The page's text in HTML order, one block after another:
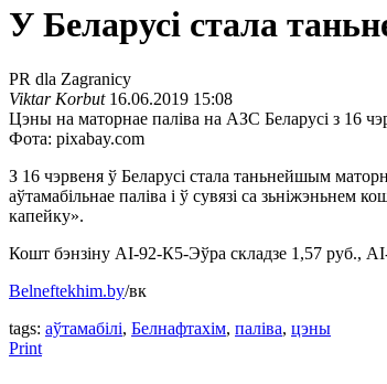
У Беларусі стала
PR dla Zagranicy
Viktar Korbut16.06.2019 15:08
Цэны на маторнае паліва на АЗС Беларусі з 16
Фота: pixabay.com
З 16 чэрвеня ў Беларусі стала таньнейшым
аўтамабільнае паліва і ў сувязі са
капейку».
Кошт бэнзіну АІ-92-К5-Эўра складзе 1,57
Belneftekhim.by/вк
tags: аўтамабілі, Белнафтахім, паліва, цэны
Print